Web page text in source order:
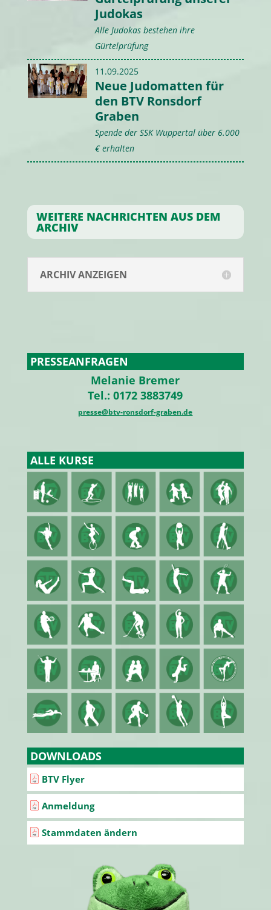
Judokas
Alle Judokas bestehen ihre
Gürtelprüfung
11.09.2025
Neue Judomatten für
den BTV Ronsdorf
Graben
Spende der SSK Wuppertal über 6.000
€ erhalten
WEITERE NACHRICHTEN AUS DEM
ARCHIV
ARCHIV ANZEIGEN
PRESSEANFRAGEN
Melanie Bremer
Tel.: 0172 3883749
presse@btv-ronsdorf-graben.de
ALLE KURSE
DOWNLOADS
BTV Flyer
Anmeldung
Stammdaten ändern